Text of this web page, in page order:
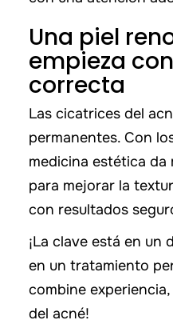
Una piel
empieza
correcta
Las cicatrices del
permanentes. Con
medicina estética
para mejorar la
con resultados
¡La clave está en
en un tratamiento
combine
del acné!